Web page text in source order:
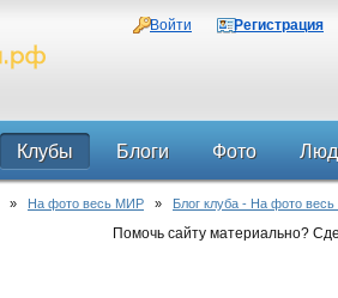
Войти Регистрация
Клубы Блоги Фото
» На фото весь МИР » Блог клуба - На фото
Помочь сайту материально?